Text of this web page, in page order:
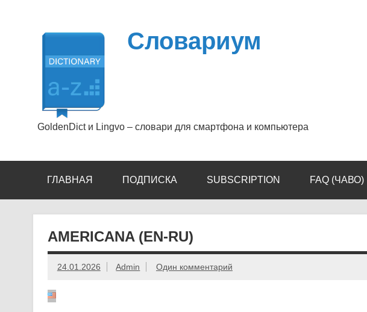
Словариум
GoldenDict и Lingvo – словари для смартфона и компьютера
ГЛАВНАЯ ПОДПИСКА SUBSCRIPTION FAQ (ЧАВО)
AMERICANA (EN-RU)
24.01.2026 Admin Один комментарий